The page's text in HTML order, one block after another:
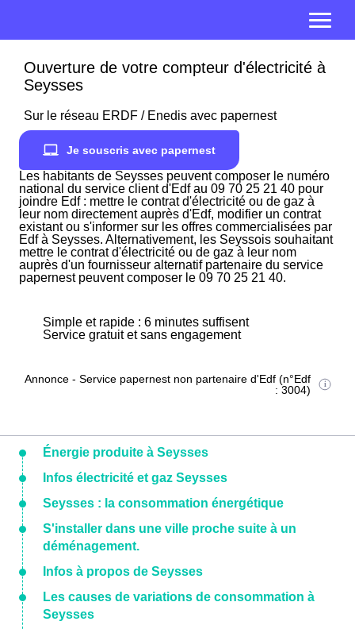
Ouverture de votre compteur d'électricité à
Seysses
Sur le réseau ERDF / Enedis avec papernest
Je souscris avec papernest
Les habitants de Seysses peuvent composer le numéro
national du service client d'Edf au 09 70 25 21 40 pour
joindre Edf : mettre le contrat d'électricité ou de gaz à
leur nom directement auprès d'Edf, modifier un contrat
existant ou s'informer sur les offres commercialisées par
Edf à Seysses. Alternativement, les Seyssois souhaitant
mettre le contrat d'électricité ou de gaz à leur nom
auprès d'un fournisseur alternatif partenaire du service
papernest peuvent composer le 09 70 25 21 40.
Simple et rapide : 6 minutes suffisent
Service gratuit et sans engagement
Annonce - Service papernest non partenaire d'Edf (n°Edf
: 3004)
Énergie produite à Seysses
Infos électricité et gaz Seysses
Seysses : la consommation énergétique
S'installer dans une ville proche suite à un
déménagement.
Infos à propos de Seysses
Les causes de variations de consommation à
Seysses